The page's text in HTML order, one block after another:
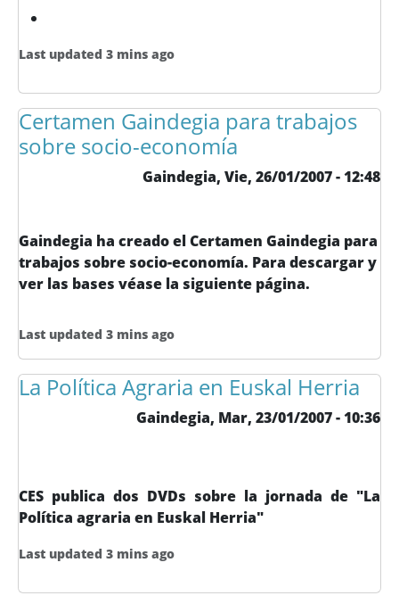
Last updated 3 mins ago
Certamen Gaindegia para trabajos
sobre socio-economía
Gaindegia, Vie, 26/01/2007 - 12:48
Gaindegia ha creado el Certamen Gaindegia para
trabajos sobre socio-economía. Para descargar y
ver las bases véase la siguiente página.
Last updated 3 mins ago
La Política Agraria en Euskal Herria
Gaindegia, Mar, 23/01/2007 - 10:36
CES publica dos DVDs sobre la jornada de "La
Política agraria en Euskal Herria"
Last updated 3 mins ago